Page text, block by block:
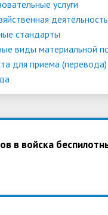
услуги
деятельность
стандарты
виды материальной
для приема (перевода)
в войска